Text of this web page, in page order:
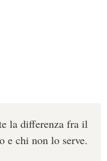
la differenza fra il
e chi non lo serve.